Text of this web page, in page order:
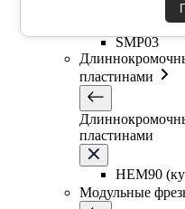
SMP03
пластинами
пластинами
HEM90
Модульные